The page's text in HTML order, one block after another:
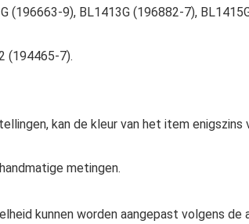
9), BL1413G (196882-7),
(194465-7).
kan de kleur van het item enigszins
metingen.
kunnen worden aangepast volgens de